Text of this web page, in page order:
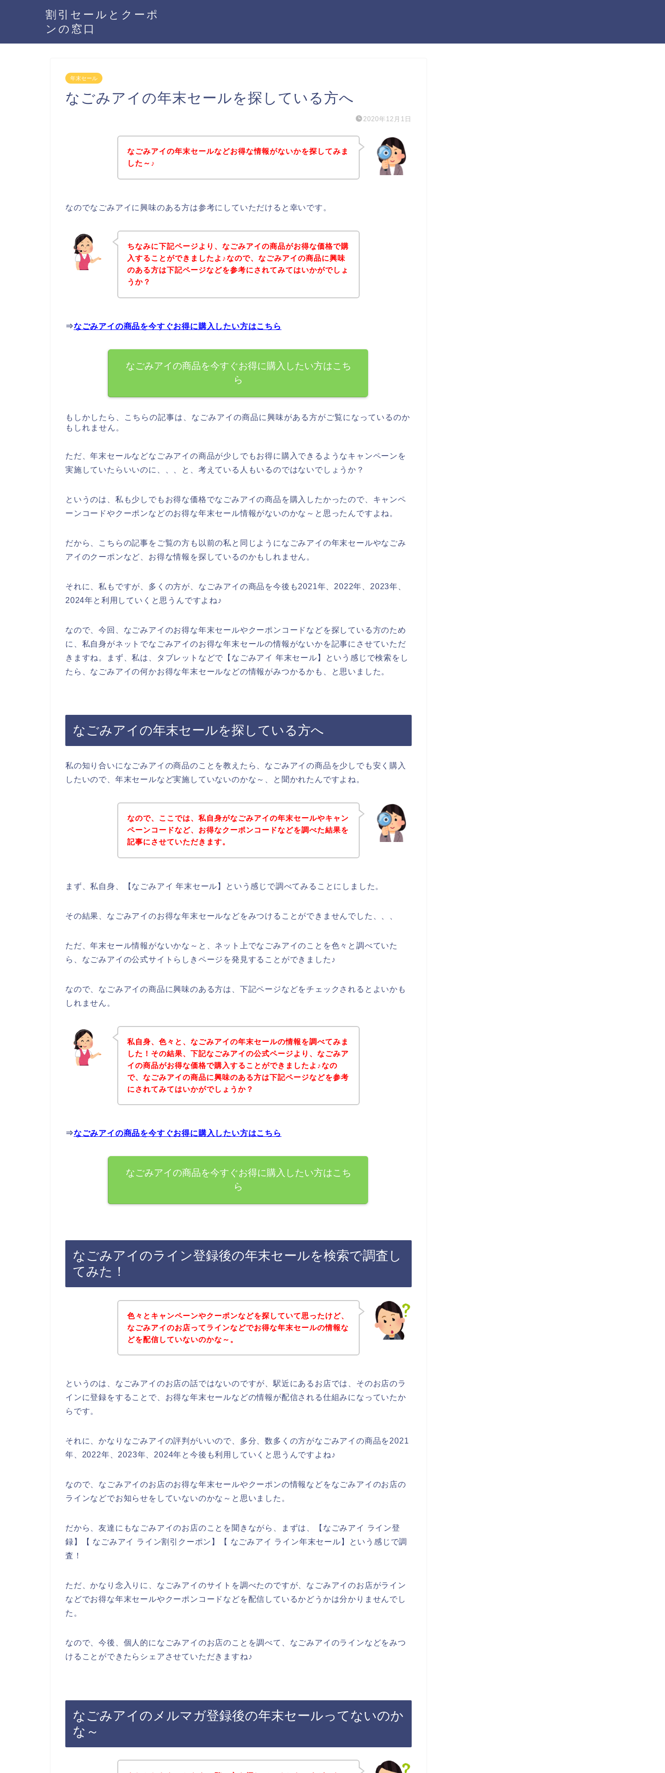
割引セールとクーポ
ンの窓口
年末セール
なごみアイの年末セールを探している方へ
2020年12月1日
なごみアイの年末セールなどお得な情報がないかを探してみま
した～♪
なのでなごみアイに興味のある方は参考にしていただけると幸いです。
ちなみに下記ページより、なごみアイの商品がお得な価格で購
入することができましたよ♪なので、なごみアイの商品に興味
のある方は下記ページなどを参考にされてみてはいかがでしょ
うか？
⇒なごみアイの商品を今すぐお得に購入したい方はこちら
なごみアイの商品を今すぐお得に購入したい方はこち
ら
もしかしたら、こちらの記事は、なごみアイの商品に興味がある方がご覧になっているのか
もしれません。
ただ、年末セールなどなごみアイの商品が少しでもお得に購入できるようなキャンペーンを
実施していたらいいのに、、、と、考えている人もいるのではないでしょうか？
というのは、私も少しでもお得な価格でなごみアイの商品を購入したかったので、キャンペ
ーンコードやクーポンなどのお得な年末セール情報がないのかな～と思ったんですよね。
だから、こちらの記事をご覧の方も以前の私と同じようになごみアイの年末セールやなごみ
アイのクーポンなど、お得な情報を探しているのかもしれません。
それに、私もですが、多くの方が、なごみアイの商品を今後も2021年、2022年、2023年、
2024年と利用していくと思うんですよね♪
なので、今回、なごみアイのお得な年末セールやクーポンコードなどを探している方のため
に、私自身がネットでなごみアイのお得な年末セールの情報がないかを記事にさせていただ
きますね。まず、私は、タブレットなどで【なごみアイ 年末セール】という感じで検索をし
たら、なごみアイの何かお得な年末セールなどの情報がみつかるかも、と思いました。
なごみアイの年末セールを探している方へ
私の知り合いになごみアイの商品のことを教えたら、なごみアイの商品を少しでも安く購入
したいので、年末セールなど実施していないのかな～、と聞かれたんですよね。
なので、ここでは、私自身がなごみアイの年末セールやキャン
ペーンコードなど、お得なクーポンコードなどを調べた結果を
記事にさせていただきます。
まず、私自身、【なごみアイ 年末セール】という感じで調べてみることにしました。
その結果、なごみアイのお得な年末セールなどをみつけることができませんでした、、、
ただ、年末セール情報がないかな～と、ネット上でなごみアイのことを色々と調べていた
ら、なごみアイの公式サイトらしきページを発見することができました♪
なので、なごみアイの商品に興味のある方は、下記ページなどをチェックされるとよいかも
しれません。
私自身、色々と、なごみアイの年末セールの情報を調べてみま
した！その結果、下記なごみアイの公式ページより、なごみア
イの商品がお得な価格で購入することができましたよ♪なの
で、なごみアイの商品に興味のある方は下記ページなどを参考
にされてみてはいかがでしょうか？
⇒なごみアイの商品を今すぐお得に購入したい方はこちら
なごみアイの商品を今すぐお得に購入したい方はこち
ら
なごみアイのライン登録後の年末セールを検索で調査し
てみた！
色々とキャンペーンやクーポンなどを探していて思ったけど、
なごみアイのお店ってラインなどでお得な年末セールの情報な
どを配信していないのかな～。
というのは、なごみアイのお店の話ではないのですが、駅近にあるお店では、そのお店のラ
インに登録をすることで、お得な年末セールなどの情報が配信される仕組みになっていたか
らです。
それに、かなりなごみアイの評判がいいので、多分、数多くの方がなごみアイの商品を2021
年、2022年、2023年、2024年と今後も利用していくと思うんですよね♪
なので、なごみアイのお店のお得な年末セールやクーポンの情報などをなごみアイのお店の
ラインなどでお知らせをしていないのかな～と思いました。
だから、友達にもなごみアイのお店のことを聞きながら、まずは、【なごみアイ ライン登
録】【 なごみアイ ライン割引クーポン】【 なごみアイ ライン年末セール】という感じで調
査！
ただ、かなり念入りに、なごみアイのサイトを調べたのですが、なごみアイのお店がライン
などでお得な年末セールやクーポンコードなどを配信しているかどうかは分かりませんでし
た。
なので、今後、個人的になごみアイのお店のことを調べて、なごみアイのラインなどをみつ
けることができたらシェアさせていただきますね♪
なごみアイのメルマガ登録後の年末セールってないのか
な～